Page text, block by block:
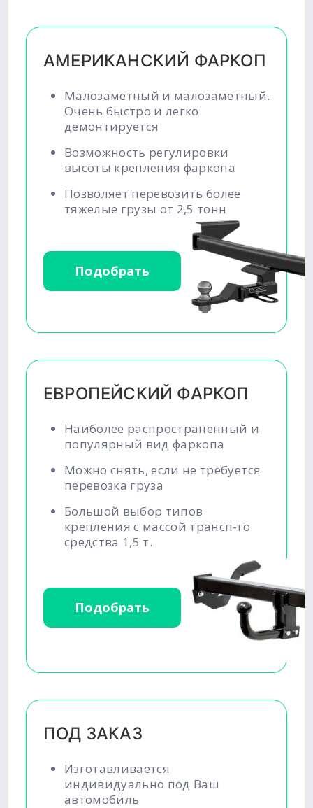
АМЕРИКАНСКИЙ ФАРКОП
Малозаметный и малозаметный.
Очень быстро и легко
демонтируется
Возможность регулировки
высоты крепления фаркопа
Позволяет перевозить более
тяжелые грузы от 2,5 тонн
Подобрать
ЕВРОПЕЙСКИЙ ФАРКОП
Наиболее распространенный и
популярный вид фаркопа
Можно снять, если не требуется
перевозка груза
Большой выбор типов
крепления с массой трансп-го
средства 1,5 т.
Подобрать
ПОД ЗАКАЗ
Изготавливается
индивидуально под Ваш
автомобиль